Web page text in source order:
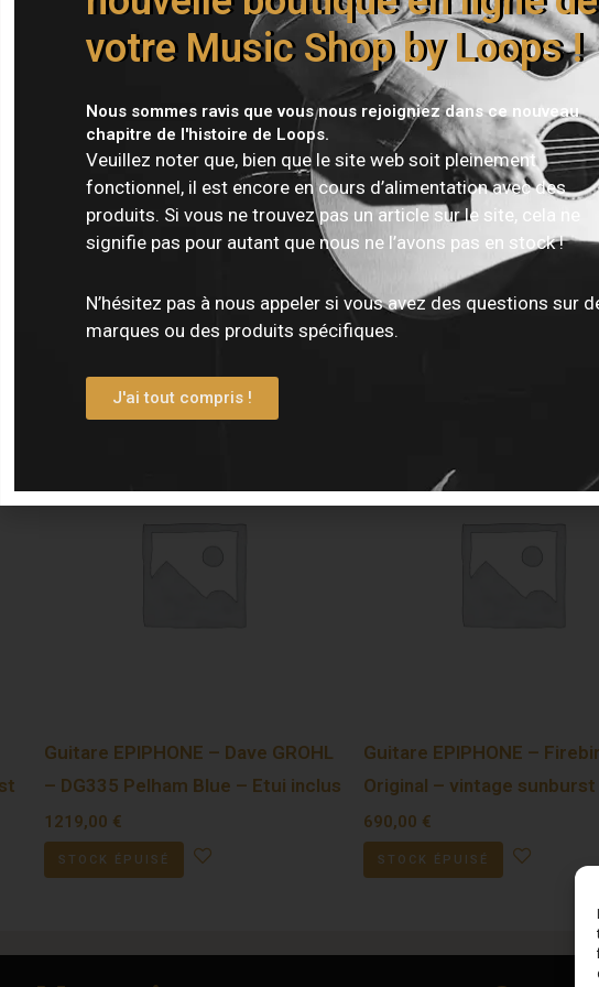
Vous devez êtreconnecté pour publier un avis.
Guitare EPIPHONE – Dave GROHL
– DG335 Pelham Blue – Etui inclus
1219,00 €
STOCK ÉPUISÉ
Guitare EPIPHONE –
Original – vintage sunburst
690,00 €
STOCK ÉPUISÉ
votre Music Shop by Loops !
Nous sommes ravis que vous nous rejoigniez dans ce nouveau
chapitre de l'histoire de Loops.
Veuillez noter que, bien que le site web soit pleinement
fonctionnel, il est encore en cours d’alimentation avec des
produits. Si vous ne trouvez pas un article sur le site, cela ne
signifie pas pour autant que nous ne l’avons pas en stock !
N’hésitez pas à nous appeler si vous avez des questions sur
marques ou des produits spécifiques.
J'ai tout compris !